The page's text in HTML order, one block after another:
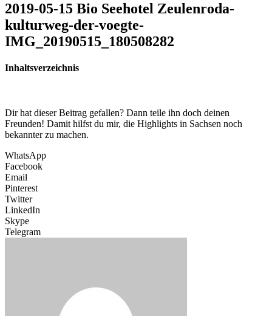
2019-05-15 Bio Seehotel Zeulenroda-
kulturweg-der-voegte-
IMG_20190515_180508282
Inhaltsverzeichnis
Dir hat dieser Beitrag gefallen? Dann teile ihn doch deinen
Freunden! Damit hilfst du mir, die Highlights in Sachsen noch
bekannter zu machen.
WhatsApp
Facebook
Email
Pinterest
Twitter
LinkedIn
Skype
Telegram